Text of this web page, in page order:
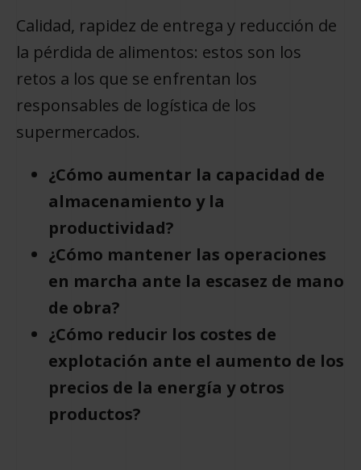
Calidad, rapidez de entrega y reducción de
la pérdida de alimentos: estos son los
retos a los que se enfrentan los
responsables de logística de los
supermercados.
¿Cómo aumentar la capacidad de
almacenamiento y la
productividad?
¿Cómo mantener las operaciones
en marcha ante la escasez de mano
de obra?
¿Cómo reducir los costes de
explotación ante el aumento de los
precios de la energía y otros
productos?